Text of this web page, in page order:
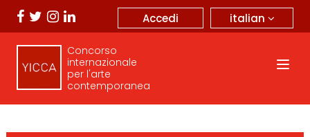
italian
Accedi
Concorso
internazionale
per l'arte
contemporanea